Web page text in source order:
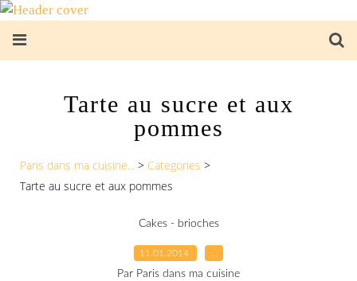
Tarte au sucre et aux
pommes
Paris dans ma cuisine... > Categories >
Tarte au sucre et aux pommes
Cakes - brioches
11.01.2014
Par Paris dans ma cuisine